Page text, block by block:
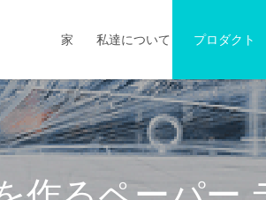
家 私達について プロダクト